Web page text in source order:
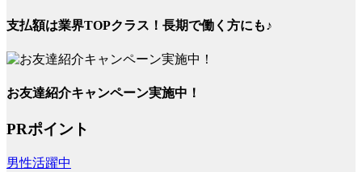
支払額は業界TOPクラス！長期で働く方にも♪
お友達紹介キャンペーン実施中！
PRポイント
男性活躍中